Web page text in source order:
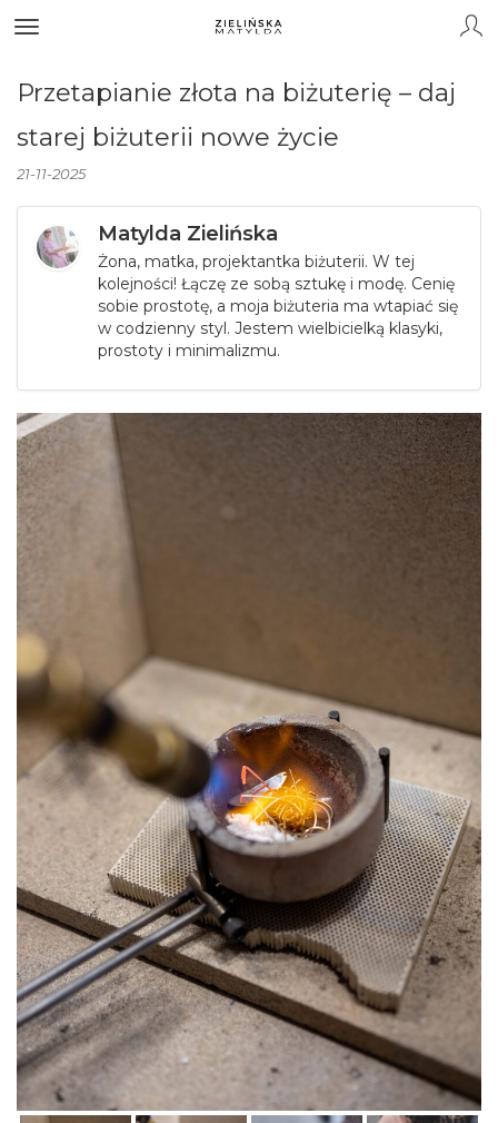
Przetapianie złota na biżuterię – daj
starej biżuterii nowe życie
21-11-2025
Matylda Zielińska
Żona, matka, projektantka biżuterii. W tej
kolejności! Łączę ze sobą sztukę i modę. Cenię
sobie prostotę, a moja biżuteria ma wtapiać się
w codzienny styl. Jestem wielbicielką klasyki,
prostoty i minimalizmu.